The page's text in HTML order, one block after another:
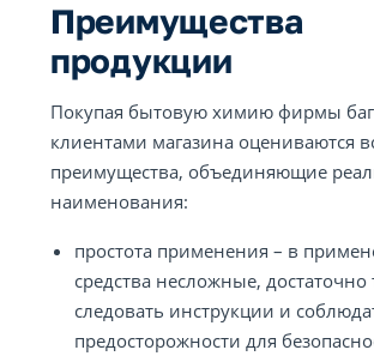
Преимущества
продукции
Покупая бытовую химию фирмы
клиентами магазина оцениваются
преимущества, объединяющие
наименования:
простота применения – в
средства несложные, достаточно
следовать инструкции и
предосторожности для